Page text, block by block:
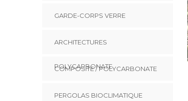
GARDE-CORPS VERRE
ARCHITECTURES
POLYCARBONATE
COMPOSITE / POLYCARBONATE
PERGOLAS BIOCLIMATIQUE